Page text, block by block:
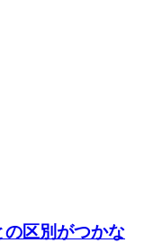
区別がつかな